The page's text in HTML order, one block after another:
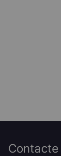
Contacte